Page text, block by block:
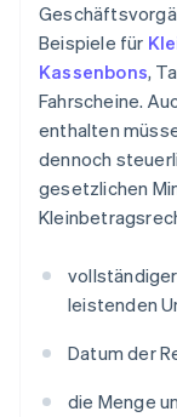
Beispiele für
Kassenbons,
Fahrscheine.
enthalten
dennoch
gesetzlichen
leistenden
Datum der
die Menge